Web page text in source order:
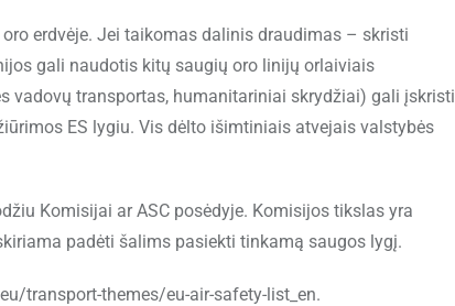
erdvėje. Jei taikomas dalinis draudimas – skristi
gali naudotis kitų saugių oro linijų orlaiviais
vadovų transportas, humanitariniai skrydžiai) gali įskristi
ES lygiu. Vis dėlto išimtiniais atvejais valstybės
Komisijai ar ASC posėdyje. Komisijos tikslas yra
padėti šalims pasiekti tinkamą saugos lygį.
transport-themes/eu-air-safety-list_en.